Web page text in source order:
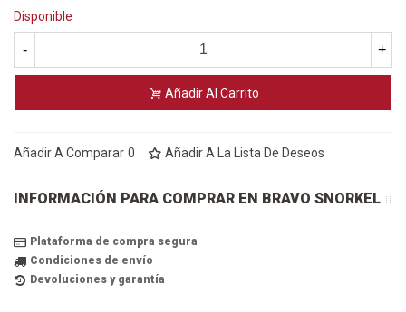
Disponible
- +
Añadir Al Carrito
Añadir A Comparar 0 Añadir A La Lista De Deseos
INFORMACIÓN PARA COMPRAR EN BRAVO SNORKEL
Plataforma de compra segura
Condiciones de envío
Devoluciones y garantía